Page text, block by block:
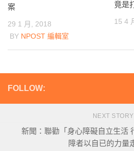
案
29 1 月, 2018
BY NPOST 編輯室
竟是
15 4
FOLLOW:
NEXT STORY
新聞：聯勸「身心障礙自立生活
障者以自已的力量